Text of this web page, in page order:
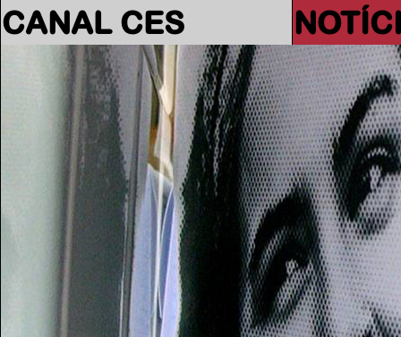
CANAL CES